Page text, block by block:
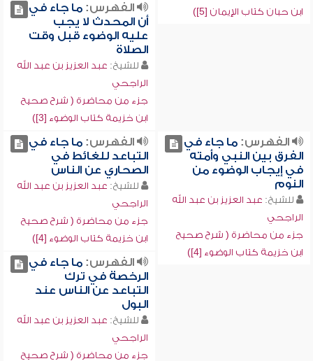
ابن حبان كتاب الإيمان [5])
الفهرس:ما جاء في
أن المحدث لا يجب
عليه الوضوء قبل وقت
الصلاة
للشيخ: عبد العزيز بن عبد الله
الراجحي
جزء من محاضرة ( شرح صحيح
ابن خزيمة كتاب الوضوء [3])
الفهرس:ما جاء في
الفرق بين النبي وأمته
في إيجاب الوضوء من
النوم
للشيخ: عبد العزيز بن عبد الله
الراجحي
جزء من محاضرة ( شرح صحيح
ابن خزيمة كتاب الوضوء [4])
الفهرس:ما جاء في
التباعد للغائط في
الصحاري عن الناس
للشيخ: عبد العزيز بن عبد الله
الراجحي
جزء من محاضرة ( شرح صحيح
ابن خزيمة كتاب الوضوء [4])
الفهرس:ما جاء في
الرخصة في ترك
التباعد عن الناس عند
البول
للشيخ: عبد العزيز بن عبد الله
الراجحي
جزء من محاضرة ( شرح صحيح